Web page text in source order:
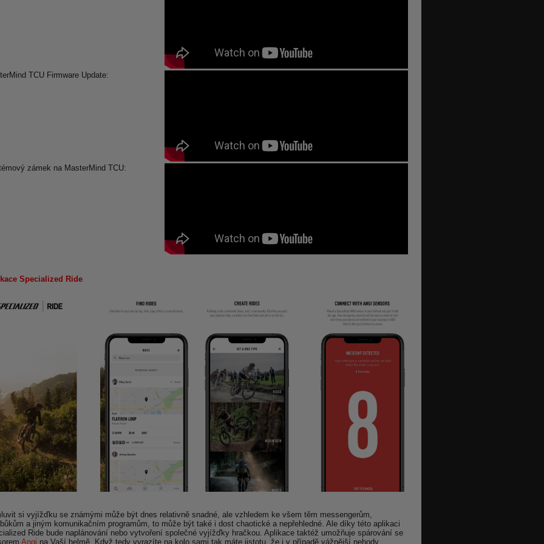
TCU Firmware Update:
zámek na MasterMind TCU:
Specialized Ride
si vyjížďku se známými může být dnes relativně snadné, ale vzhledem ke všem těm messengerům,
a jiným komunikačním programům, to může být také i dost chaotické a nepřehledné. Ale díky této aplikaci
Ride bude naplánování nebo vytvoření společné vyjížďky hračkou. Aplikace taktéž umožňuje spárování se
Angi na Vaší helmě. Když tedy vyrazíte na kolo sami tak máte jistotu, že i v případě vážnější nehody